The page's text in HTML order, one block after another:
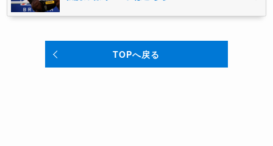
TOPへ戻る